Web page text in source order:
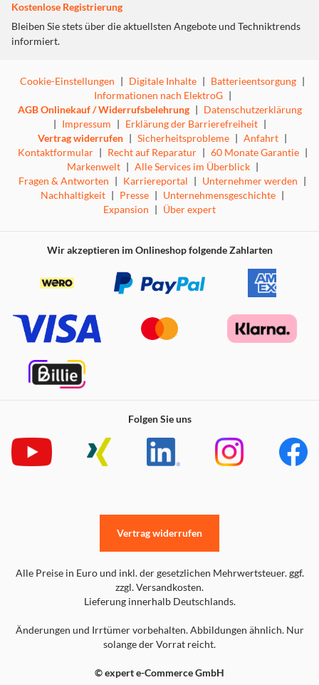
Kostenlose Registrierung
Bleiben Sie stets über die aktuellsten Angebote und Techniktrends
informiert.
Cookie-Einstellungen | Digitale Inhalte | Batterieentsorgung |
Informationen nach ElektroG |
AGB Onlinekauf / Widerrufsbelehrung | Datenschutzerklärung
| Impressum | Erklärung der Barrierefreiheit |
Vertrag widerrufen | Sicherheitsprobleme | Anfahrt |
Kontaktformular | Recht auf Reparatur | 60 Monate Garantie |
Markenwelt | Alle Services im Überblick |
Fragen & Antworten | Karriereportal | Unternehmer werden |
Nachhaltigkeit | Presse | Unternehmensgeschichte |
Expansion | Über expert
Wir akzeptieren im Onlineshop folgende Zahlarten
Folgen Sie uns
Alle Preise in Euro und inkl. der gesetzlichen Mehrwertsteuer. ggf.
zzgl. Versandkosten.
Lieferung innerhalb Deutschlands.
Änderungen und Irrtümer vorbehalten. Abbildungen ähnlich. Nur
solange der Vorrat reicht.
© expert e-Commerce GmbH
Vertrag widerrufen